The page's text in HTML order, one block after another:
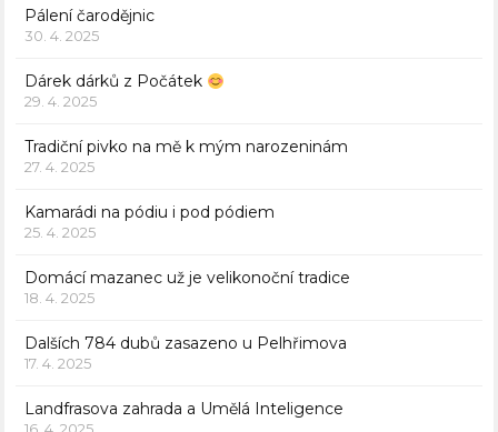
Pálení čarodějnic
30. 4. 2025
Dárek dárků z Počátek
29. 4. 2025
Tradiční pivko na mě k mým narozeninám
27. 4. 2025
Kamarádi na pódiu i pod pódiem
25. 4. 2025
Domácí mazanec už je velikonoční tradice
18. 4. 2025
Dalších 784 dubů zasazeno u Pelhřimova
17. 4. 2025
Landfrasova zahrada a Umělá Inteligence